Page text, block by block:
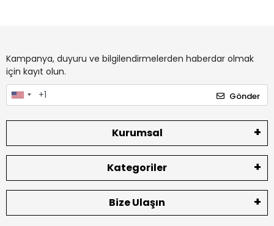
Kampanya, duyuru ve bilgilendirmelerden haberdar olmak
için kayıt olun.
Gönder
Kurumsal
Kategoriler
Bize Ulaşın